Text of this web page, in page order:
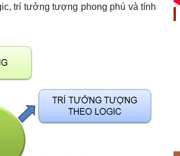
trí tưởng tượng phong phú và tính